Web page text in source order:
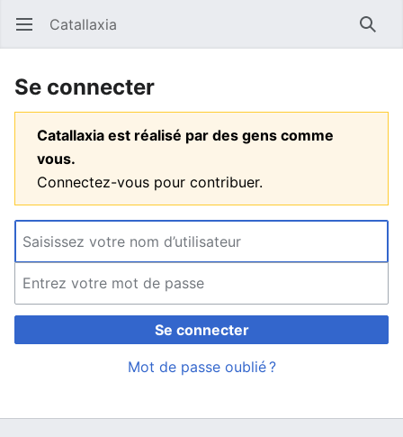
Ouvrir le menu principal Catallaxia
Se connecter
Catallaxia est réalisé par des gens comme
vous.
Connectez-vous pour contribuer.
Se connecter
Mot de passe oublié ?